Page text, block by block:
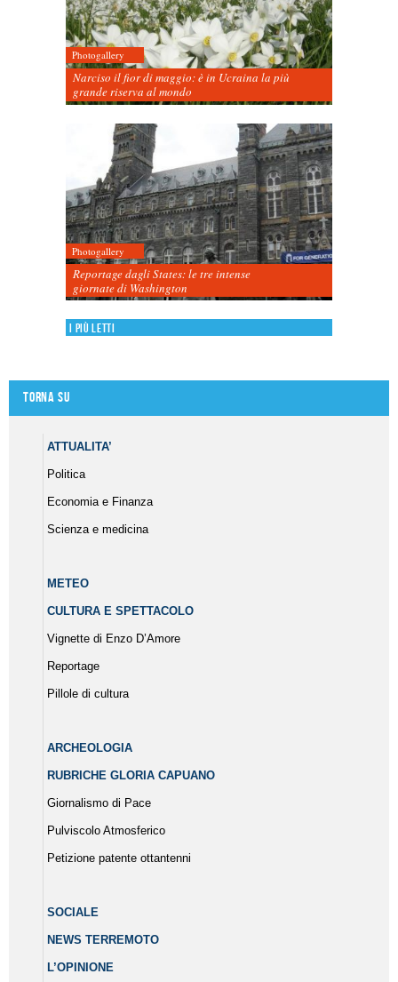
Photogallery
Narciso il fior di maggio: è in Ucraina la più
grande riserva al mondo
Photogallery
Reportage dagli States: le tre intense
giornate di Washington
I più letti
Torna su
ATTUALITA’
Politica
Economia e Finanza
Scienza e medicina
METEO
CULTURA E SPETTACOLO
Vignette di Enzo D’Amore
Reportage
Pillole di cultura
ARCHEOLOGIA
RUBRICHE GLORIA CAPUANO
Giornalismo di Pace
Pulviscolo Atmosferico
Petizione patente ottantenni
SOCIALE
NEWS TERREMOTO
L’OPINIONE